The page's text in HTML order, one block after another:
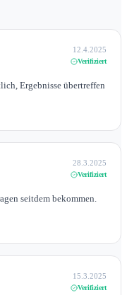
12.4.2025
Verifiziert
Ergebnisse übertreffen
28.3.2025
Verifiziert
seitdem bekommen.
15.3.2025
Verifiziert